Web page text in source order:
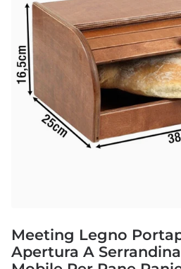
Meeting Legno
Apertura A